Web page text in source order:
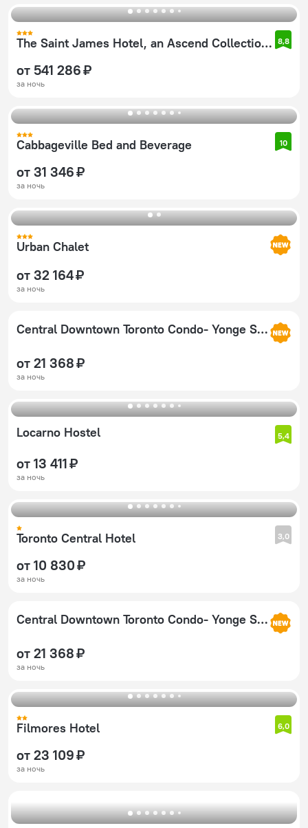
The Saint James Hotel, an Ascend Collection Hotel 8,8
от 541 286 ₽
за ночь
Cabbageville Bed and Beverage 10
от 31 346 ₽
за ночь
Urban Chalet
от 32 164 ₽
за ночь
Central Downtown Toronto Condo- Yonge Street
от 21 368 ₽
за ночь
Locarno Hostel 5,4
от 13 411 ₽
за ночь
Toronto Central Hotel 3,0
от 10 830 ₽
за ночь
Central Downtown Toronto Condo- Yonge Street
от 21 368 ₽
за ночь
Filmores Hotel 6,0
от 23 109 ₽
за ночь